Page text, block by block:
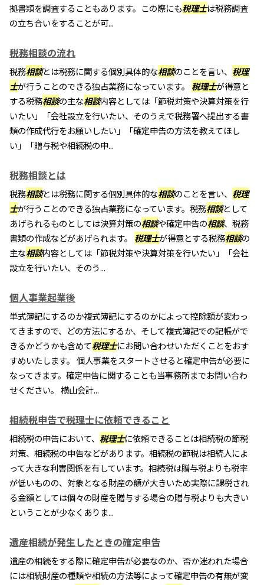
拠書類を調査することもあります。この際にも税理士は税務調査
の立ち合いをすることが可...
税務相談の流れ
税務相談とは税務に関する個別具体的な相談のことを言い、 税理
士が行うことのできる独占業務になっています。 税理士が得意と
する税務相談の主な相談内容としては「節税対策や決算対策を行
いたい」「会社設立を行いたい、そのうえで税務署へ提出する書
類の作成代行をお願いしたい」「確定申告の方法を教えてほし
い」「贈与税や相続税の申...
税務相談とは
税務相談とは税務に関する個別具体的な相談のことを言い、 税理
士が行うことのできる独占業務になっています。税務相談として
あげられるものとしては決算対策の相談や確定申告の相談、税務
書類の作成などがあげられます。 税理士が得意とする税務相談の
主な相談内容としては「節税対策や決算対策を行いたい」「会社
設立を行いたい、そのう...
個人事業起業後
単式簿記にするのか複式簿記にするのかによって控除額が変わっ
てきますので、どの方法にするか、そして複式簿記での記帳がで
きるかどうかも含めて税理士にお問い合わせいただくことをおす
すめいたします。 個人事業をスタートさせると確定申告が必要に
なってきます。確定申告に関することも当事務所までお問い合わ
せください。 横山会計...
相続税申告で税理士に依頼できること
相続税の申告において、 税理士に依頼できることは相続税の節税
対策、相続税の申告などがあります。相続税の節税は相続人によ
って大きな利害関係を有しています。相続税は贈与税よりも税率
が低いものの、対象となる財産の額が大きいため実際に課税され
る金額としては個々の財産を贈与する場合の贈与税よりも大きい
ということが少なくありま...
遺産相続が発生したときの確定申告
遺産の相続をする際に確定申告が必要なのか、否か迷われた場合
には相続財産の種類や相続の方法等によって確定申告の有無が変